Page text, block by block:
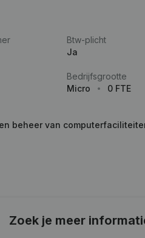
Btw-plicht
Ja
Bedrijfsgrootte
Micro
0 FTE
beheer van
Zoek je meer